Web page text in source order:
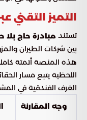
التميز
تستند مبادرة حاج بلا
بين شركات الطيران
هذه المنصة أتمتة كاملة
اللحظية يتبع مسار
الغرف الفندقية في
وجه المقارنة